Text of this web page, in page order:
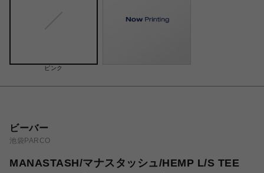
ピンク
ビーバー
池袋PARCO
MANASTASH/マナスタッシュ/HEMP L/S TEE